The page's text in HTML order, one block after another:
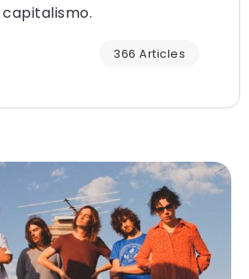
366 Articles